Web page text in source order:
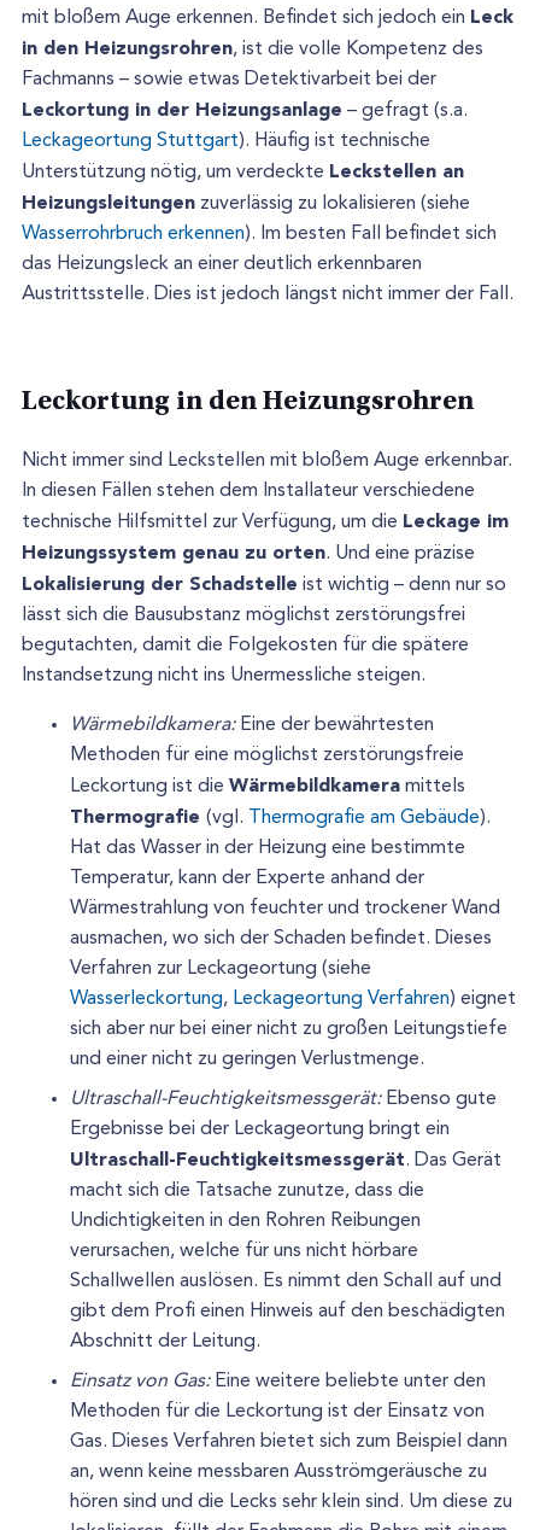
mit bloßem Auge erkennen. Befindet sich jedoch ein Leck
in den Heizungsrohren, ist die volle Kompetenz des
Fachmanns – sowie etwas Detektivarbeit bei der
Leckortung in der Heizungsanlage – gefragt (s.a.
Leckageortung Stuttgart). Häufig ist technische
Unterstützung nötig, um verdeckte Leckstellen an
Heizungsleitungen zuverlässig zu lokalisieren (siehe
Wasserrohrbruch erkennen). Im besten Fall befindet sich
das Heizungsleck an einer deutlich erkennbaren
Austrittsstelle. Dies ist jedoch längst nicht immer der Fall.
Leckortung in den Heizungsrohren
Nicht immer sind Leckstellen mit bloßem Auge erkennbar.
In diesen Fällen stehen dem Installateur verschiedene
technische Hilfsmittel zur Verfügung, um die Leckage im
Heizungssystem genau zu orten. Und eine präzise
Lokalisierung der Schadstelle ist wichtig – denn nur so
lässt sich die Bausubstanz möglichst zerstörungsfrei
begutachten, damit die Folgekosten für die spätere
Instandsetzung nicht ins Unermessliche steigen.
Wärmebildkamera: Eine der bewährtesten
Methoden für eine möglichst zerstörungsfreie
Leckortung ist die Wärmebildkamera mittels
Thermografie (vgl. Thermografie am Gebäude).
Hat das Wasser in der Heizung eine bestimmte
Temperatur, kann der Experte anhand der
Wärmestrahlung von feuchter und trockener Wand
ausmachen, wo sich der Schaden befindet. Dieses
Verfahren zur Leckageortung (siehe
Wasserleckortung, Leckageortung Verfahren) eignet
sich aber nur bei einer nicht zu großen Leitungstiefe
und einer nicht zu geringen Verlustmenge.
Ultraschall-Feuchtigkeitsmessgerät: Ebenso gute
Ergebnisse bei der Leckageortung bringt ein
Ultraschall-Feuchtigkeitsmessgerät. Das Gerät
macht sich die Tatsache zunutze, dass die
Undichtigkeiten in den Rohren Reibungen
verursachen, welche für uns nicht hörbare
Schallwellen auslösen. Es nimmt den Schall auf und
gibt dem Profi einen Hinweis auf den beschädigten
Abschnitt der Leitung.
Einsatz von Gas: Eine weitere beliebte unter den
Methoden für die Leckortung ist der Einsatz von
Gas. Dieses Verfahren bietet sich zum Beispiel dann
an, wenn keine messbaren Ausströmgeräusche zu
hören sind und die Lecks sehr klein sind. Um diese zu